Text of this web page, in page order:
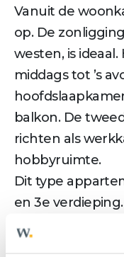
Vanuit de
op. De
westen, is ideaal.
middags tot ’s
balkon. De
richten als
hobbyruimte.
Dit type
en 3e verdieping.